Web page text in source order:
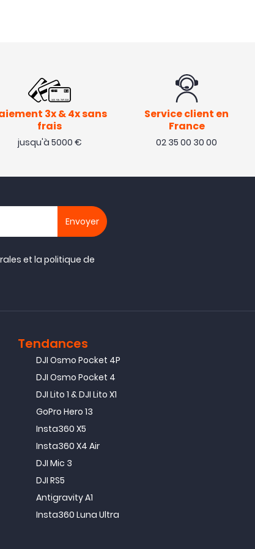
3x & 4x sans
frais
jusqu'à 5000 €
Service client en
France
02 35 00 30 00
et lapolitique de
Tendances
DJI Osmo Pocket 4P
DJI Osmo Pocket 4
DJI Lito 1 & DJI Lito X1
GoPro Hero 13
Insta360 X5
Insta360 X4 Air
DJI Mic 3
DJI RS5
Antigravity A1
Insta360 Luna Ultra